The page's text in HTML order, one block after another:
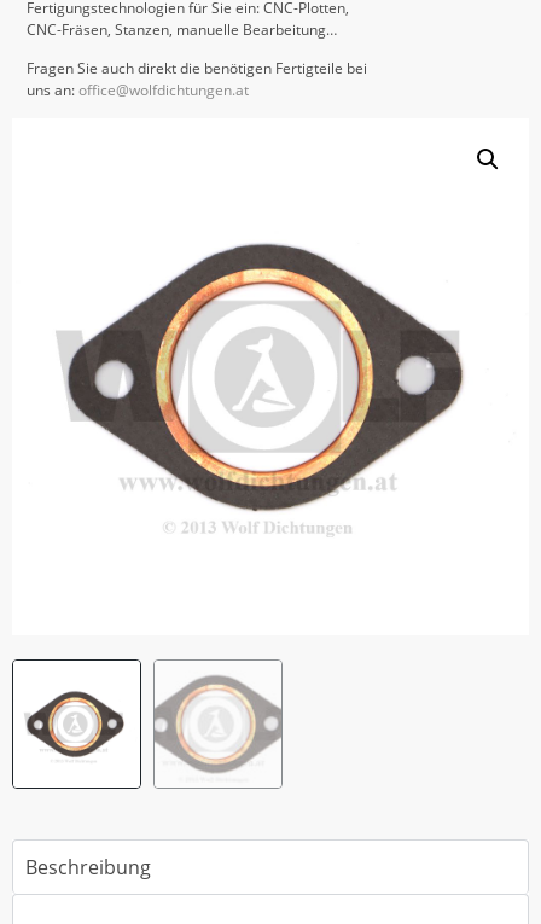
Fertigungstechnologien für Sie ein: CNC-Plotten,
CNC-Fräsen, Stanzen, manuelle Bearbeitung…
Fragen Sie auch direkt die benötigen Fertigteile bei
uns an:office@wolfdichtungen.at
Beschreibung